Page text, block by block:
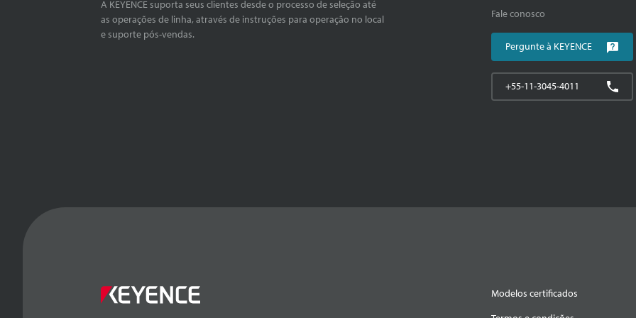
A KEYENCE suporta seus clientes desde o processo de seleção até
as operações de linha, através de instruções para operação no local
e suporte pós-vendas.
Fale conosco
Pergunte à KEYENCE
+55-11-3045-4011
Modelos certificados